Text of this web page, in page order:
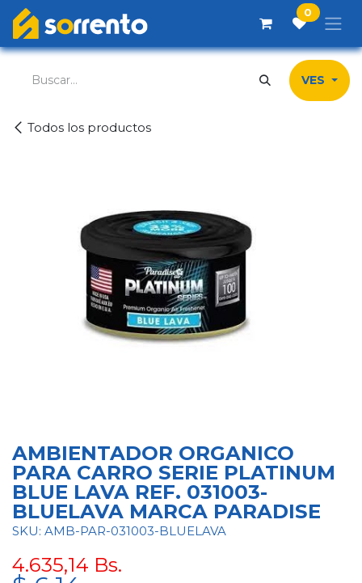
Ir al contenido 0
Todos los productos
VES
AMBIENTADOR ORGANICO
PARA CARRO SERIE PLATINUM
BLUE LAVA REF. 031003-
BLUELAVA MARCA PARADISE
SKU: AMB-PAR-031003-BLUELAVA
4.635,14 Bs.